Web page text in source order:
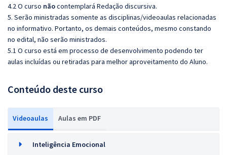
4.2 O curso nãocontemplará Redação discursiva.
5. Serão ministradas somente as disciplinas/videoaulas relacionadas
no informativo. Portanto, os demais conteúdos, mesmo constando
no edital, não serão ministrados.
5.1 O curso está em processo de desenvolvimento podendo ter
aulas incluídas ou retiradas para melhor aproveitamento do Aluno.
Conteúdo deste curso
Videoaulas Aulas em PDF
Inteligência Emocional